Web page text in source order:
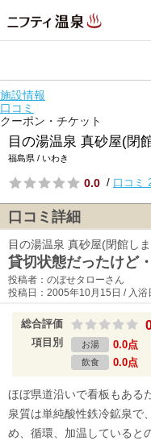
施設情報
口コミ
クーポン・チケット
目の湯温泉 真砂屋(閉
福島県 / いわき
0.0 / 口コミ
口コミ詳細
目の湯温泉 真砂屋(閉館し
貸切状態だったけど
投稿者：のぼせタローさん
投稿日：2005年10月15日 / 入
総合評価
項目別 お湯 0.0点
飲食 0.0点
ほぼ県道沿いで看板もある
泉質は単純酸性鉄冷鉱泉で
め、循環、加温していると